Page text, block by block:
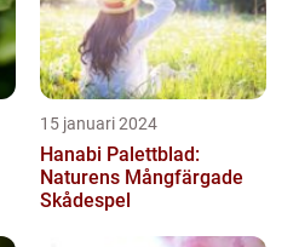
15 januari 2024
Hanabi Palettblad:
Naturens Mångfärgade
Skådespel